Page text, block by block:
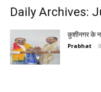
Daily Archives:
कुशीनगर के नए
Prabhat -